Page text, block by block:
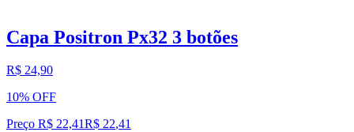
Capa Positron Px32 3 botões
R$ 24,90
10% OFF
Preço R$ 22,41R$ 22,41